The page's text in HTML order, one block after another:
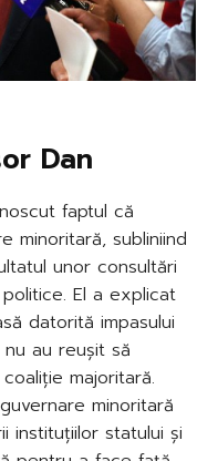
Dan
faptul că
minoritară, subliniind
unor consultări
El a explicat
datorită impasului
au reușit să
majoritară.
minoritară
instituțiilor statului și